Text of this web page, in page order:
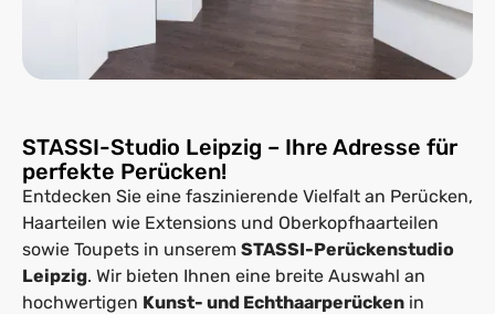
STASSI-Studio Leipzig – Ihre Adresse für
perfekte Perücken!
Entdecken Sie eine faszinierende Vielfalt an Perücken,
Haarteilen wie Extensions und Oberkopfhaarteilen
sowie Toupets in unserem STASSI-Perückenstudio
Leipzig. Wir bieten Ihnen eine breite Auswahl an
hochwertigen Kunst- und Echthaarperücken in